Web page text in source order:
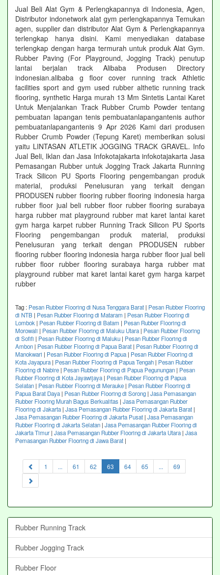
Jual Beli Alat Gym & Perlengkapannya di Indonesia, Agen,
Distributor indonetwork alat gym perlengkapannya Temukan
agen, supplier dan distributor Alat Gym & Perlengkapannya
terlengkap hanya disini. Kami menyediakan database
terlengkap dengan harga termurah untuk produk Alat Gym.
Rubber Paving (For Playground, Jogging Track) penutup
lantai berjalan track Alibaba Produsen Directory
indonesian.alibaba g floor cover running track Athletic
facilities sport and gym used rubber althetic running track
flooring, synthetic Harga murah 13 Mm Sintetis Lantai Karet
Untuk Menjalankan Track Rubber Crumb Powder tentang
pembuatan lapangan tenis pembuatanlapangantenis author
pembuatanlapangantenis 9 Apr 2026 Kami dari produsen
Rubber Crumb Powder (Tepung Karet) memberikan solusi
yaitu LINTASAN ATLETIK JOGGING TRACK GRAVEL. Info
Jual Beli, Iklan dan Jasa Infokotajakarta infokotajakarta Jasa
Pemasangan Rubber untuk Jogging Track Jakarta Running
Track Silicon PU Sports Flooring pengembangan produk
material, produksi Penelusuran yang terkait dengan
PRODUSEN rubber flooring rubber flooring indonesia harga
rubber floor jual beli rubber floor rubber flooring surabaya
harga rubber mat playground rubber mat karet lantai karet
gym harga karpet rubber Running Track Silicon PU Sports
Flooring pengembangan produk material, produksi
Penelusuran yang terkait dengan PRODUSEN rubber
flooring rubber flooring indonesia harga rubber floor jual beli
rubber floor rubber flooring surabaya harga rubber mat
playground rubber mat karet lantai karet gym harga karpet
rubber
Tag : Pesan Rubber Flooring di Nusa Tenggara Barat | Pesan Rubber Flooring
di NTB | Pesan Rubber Flooring di Mataram | Pesan Rubber Flooring di
Lombok | Pesan Rubber Flooring di Batam | Pesan Rubber Flooring di
Morowali | Pesan Rubber Flooring di Maluku Utara| Pesan Rubber Flooring
di Sofifi | Pesan Rubber Flooring di Maluku | Pesan Rubber Flooring di
Ambon | Pesan Rubber Flooring di Papua Barat | Pesan Rubber Flooring di
Manokwari | Pesan Rubber Flooring di Papua| Pesan Rubber Flooring di
Kota Jayapura| Pesan Rubber Flooring di Papua Tengah | Pesan Rubber
Flooring di Nabire | Pesan Rubber Flooring di Papua Pegunungan | Pesan
Rubber Flooring di Kota Jayawijaya| Pesan Rubber Flooring di Papua
Selatan | Pesan Rubber Flooring di Merauke | Pesan Rubber Flooring di
Papua Barat Daya| Pesan Rubber Flooring di Sorong | Jasa Pemasangan
Rubber Flooring Murah Bagus Berkualitas | Jasa Pemasangan Rubber
Flooring di Jakarta| Jasa Pemasangan Rubber Flooring di Jakarta Barat |
Jasa Pemasangan Rubber Flooring di Jakarta Pusat | Jasa Pemasangan
Rubber Flooring di Jakarta Selatan | Jasa Pemasangan Rubber Flooring di
Jakarta Timur | Jasa Pemasangan Rubber Flooring di Jakarta Utara| Jasa
Pemasangan Rubber Flooring di Jawa Barat |
1 ... 61 62 63 (current)
64 65 ... 69
Rubber Running Track
Rubber Jogging Track
Rubber Floor